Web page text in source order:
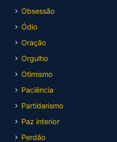
Obsessão
Ódio
Oração
Orgulho
Otimismo
Paciência
Partidarismo
Paz interior
Perdão